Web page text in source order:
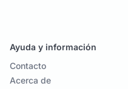
Ayuda y información
Contacto
Acerca de